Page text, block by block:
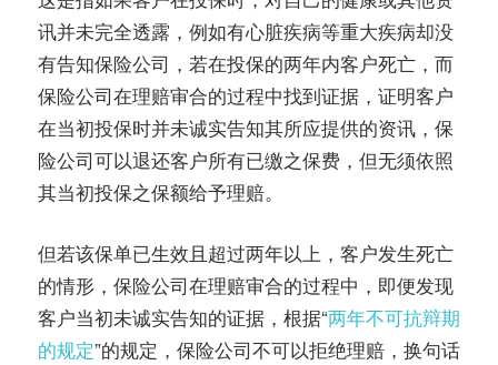
讯并未完全透露，例如有心脏疾病等重大疾病却没
有告知保险公司，若在投保的两年内客户死亡，而
保险公司在理赔审合的过程中找到证据，证明客户
在当初投保时并未诚实告知其所应提供的资讯，保
险公司可以退还客户所有已缴之保费，但无须依照
其当初投保之保额给予理赔。
但若该保单已生效且超过两年以上，客户发生死亡
的情形，保险公司在理赔审合的过程中，即便发现
客户当初未诚实告知的证据，根据“两年不可抗辩期
的规定”的规定，保险公司不可以拒绝理赔，换句话